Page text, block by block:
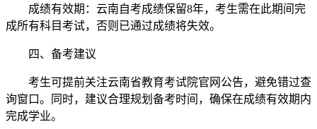
成绩有效期：云南自考成绩保留8年，考生需在此期间完
成所有科目考试，否则已通过成绩将失效。
四、备考建议
考生可提前关注云南省教育考试院官网公告，避免错过查
询窗口。同时，建议合理规划备考时间，确保在成绩有效期内
完成学业。